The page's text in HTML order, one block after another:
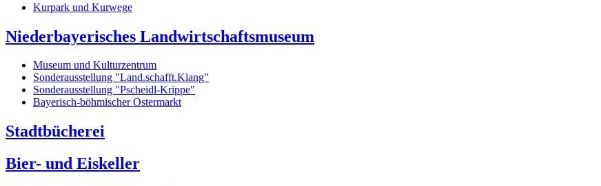
Kurpark und Kurwege
Niederbayerisches Landwirtschaftsmuseum
Museum und Kulturzentrum
Sonderausstellung "Land.schafft.Klang"
Sonderausstellung "Pscheidl-Krippe"
Bayerisch-böhmischer Ostermarkt
Stadtbücherei
Bier- und Eiskeller